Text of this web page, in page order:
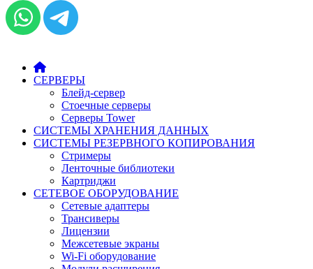
СЕРВЕРЫ
Блейд-сервер
Стоечные серверы
Серверы Tower
СИСТЕМЫ ХРАНЕНИЯ ДАННЫХ
СИСТЕМЫ РЕЗЕРВНОГО КОПИРОВАНИЯ
Стримеры
Ленточные библиотеки
Картриджи
СЕТЕВОЕ ОБОРУДОВАНИЕ
Сетевые адаптеры
Трансиверы
Лицензии
Межсетевые экраны
Wi-Fi оборудование